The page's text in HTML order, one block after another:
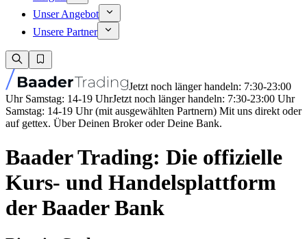
Unser Angebot
Unsere Partner
Jetzt noch länger handeln: 7:30-23:00
Uhr Samstag: 14-19 UhrJetzt noch länger handeln: 7:30-23:00 Uhr
Samstag: 14-19 Uhr (mit ausgewählten Partnern) Mit uns direkt oder
auf gettex. Über Deinen Broker oder Deine Bank.
Baader Trading: Die offizielle
Kurs- und Handelsplattform
der Baader Bank